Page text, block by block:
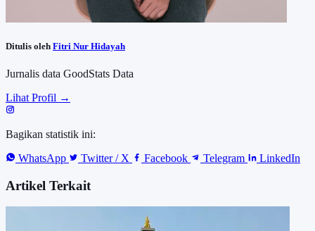
Ditulis oleh Fitri Nur Hidayah
Jurnalis data GoodStats Data
Lihat Profil →
Bagikan statistik ini:
WhatsApp
Twitter / X Facebook Telegram LinkedIn
Artikel Terkait